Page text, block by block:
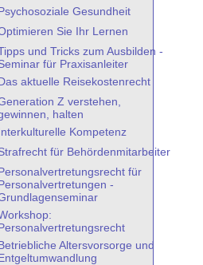
Gesundheit
Sie Ihr Lernen
und Tricks zum Ausbilden -
für Praxisanleiter
aktuelle Reisekostenrecht
Z verstehen,
halten
Kompetenz
für Behördenmitarbeiter
für
-
Altersvorsorge und